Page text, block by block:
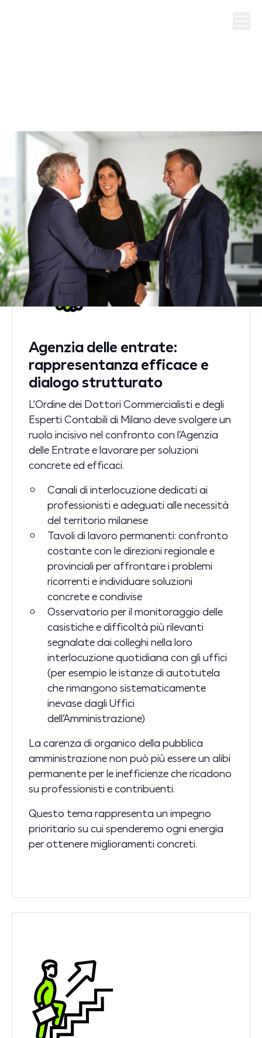
Agenzia delle entrate:
rappresentanza efficace e
dialogo strutturato
L'Ordine dei Dottori Commercialisti e degli
Esperti Contabili di Milano deve svolgere un
ruolo incisivo nel confronto con l’Agenzia
delle Entrate e lavorare per soluzioni
concrete ed efficaci.
Canali di interlocuzione dedicati ai
professionisti e adeguati alle necessità
del territorio milanese
Tavoli di lavoro permanenti: confronto
costante con le direzioni regionale e
provinciali per affrontare i problemi
ricorrenti e individuare soluzioni
concrete e condivise
Osservatorio per il monitoraggio delle
casistiche e difficoltà più rilevanti
segnalate dai colleghi nella loro
interlocuzione quotidiana con gli uffici
(per esempio le istanze di autotutela
che rimangono sistematicamente
inevase dagli Uffici
dell’Amministrazione)
La carenza di organico della pubblica
amministrazione non può più essere un alibi
permanente per le inefficienze che ricadono
su professionisti e contribuenti.
Questo tema rappresenta un impegno
prioritario su cui spenderemo ogni energia
per ottenere miglioramenti concreti.